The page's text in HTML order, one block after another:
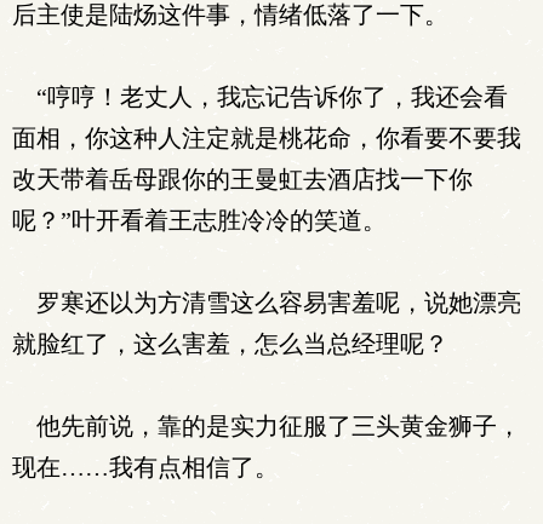
后主使是陆炀这件事，情绪低落了一下。
“哼哼！老丈人，我忘记告诉你了，我还会看
面相，你这种人注定就是桃花命，你看要不要我
改天带着岳母跟你的王曼虹去酒店找一下你
呢？”叶开看着王志胜冷冷的笑道。
罗寒还以为方清雪这么容易害羞呢，说她漂亮
就脸红了，这么害羞，怎么当总经理呢？
他先前说，靠的是实力征服了三头黄金狮子，
现在……我有点相信了。